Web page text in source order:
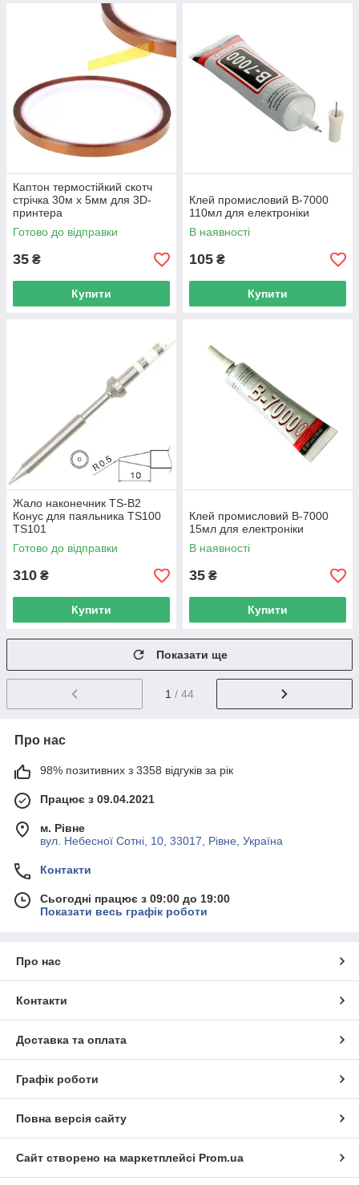
Каптон термостійкий скотч
стрічка 30м x 5мм для 3D-
принтера
Готово до відправки
35 ₴
Купити
Клей промисловий B-7000
110мл для електроніки
В наявності
105 ₴
Купити
Жало наконечник TS-B2
Конус для паяльника TS100
TS101
Готово до відправки
310 ₴
Купити
Клей промисловий B-7000
15мл для електроніки
В наявності
35 ₴
Купити
Показати ще
1 / 44
Про нас
98% позитивних з 3358 відгуків за рік
Працює з 09.04.2021
м. Рівне
вул. Небесної Сотні, 10, 33017, Рівне, Україна
Контакти
Сьогодні працює з 09:00 до 19:00
Показати весь графік роботи
Про нас
Контакти
Доставка та оплата
Графік роботи
Повна версія сайту
Сайт створено на маркетплейсі Prom.ua